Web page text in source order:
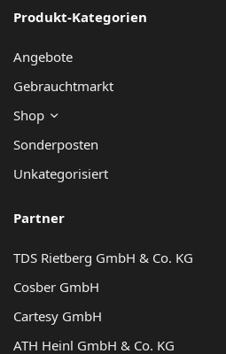
Produkt-Kategorien
Angebote
Gebrauchtmarkt
Shop
Sonderposten
Unkategorisiert
Partner
TDS Rietberg GmbH & Co. KG
Cosber GmbH
Cartesy GmbH
ATH Heinl GmbH & Co. KG